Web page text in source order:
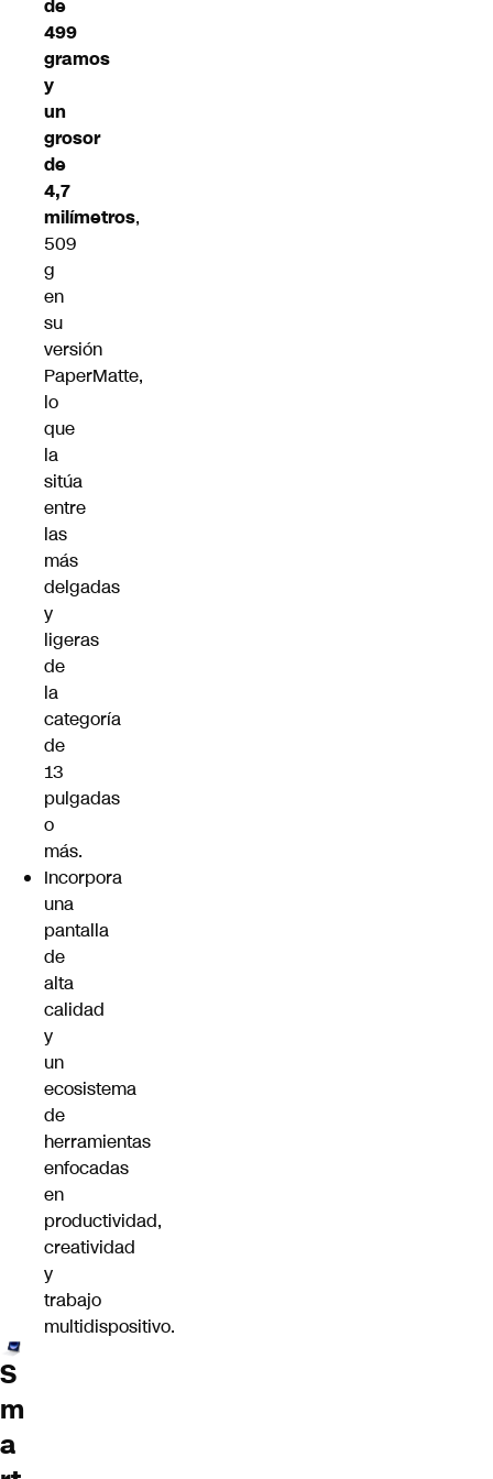
de
499
gramos
y
un
grosor
de
4,7
milímetros,
509
g
en
su
versión
PaperMatte,
lo
que
la
sitúa
entre
las
más
delgadas
y
ligeras
de
la
categoría
de
13
pulgadas
o
más.
Incorpora
una
pantalla
de
alta
calidad
y
un
ecosistema
de
herramientas
enfocadas
en
productividad,
creatividad
y
trabajo
multidispositivo.
S
m
a